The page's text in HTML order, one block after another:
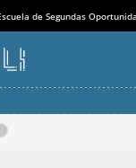
de Segundas